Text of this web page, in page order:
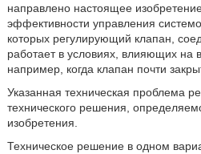
направлено настоящее
эффективности управления
которых регулирующий клапан,
работает в условиях, влияющих на
например, когда клапан почти
Указанная техническая проблема
технического решения,
изобретения.
Техническое решение в одном